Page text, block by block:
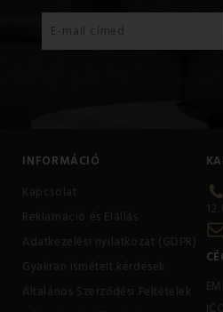
INFORMÁCIÓ
Kapcsolat
Reklamáció és Elállás
Adatkezelési nyilatkozat (GDPR)
Gyakran ismételt kérdések
Általános Szerződési Feltételek